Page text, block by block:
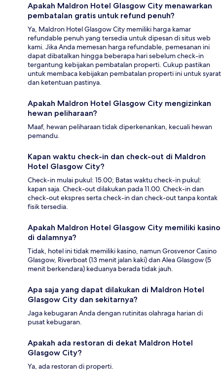
Apakah Maldron Hotel Glasgow City menawarkan
pembatalan gratis untuk refund penuh?
Ya, Maldron Hotel Glasgow City memiliki harga kamar
refundable penuh yang tersedia untuk dipesan di situs web
kami. Jika Anda memesan harga refundable, pemesanan ini
dapat dibatalkan hingga beberapa hari sebelum check-in
tergantung kebijakan pembatalan properti. Cukup pastikan
untuk membaca kebijakan pembatalan properti ini untuk syarat
dan ketentuan pastinya.
Apakah Maldron Hotel Glasgow City mengizinkan
hewan peliharaan?
Maaf, hewan peliharaan tidak diperkenankan, kecuali hewan
pemandu.
Kapan waktu check-in dan check-out di Maldron
Hotel Glasgow City?
Check-in mulai pukul: 15.00; Batas waktu check-in pukul:
kapan saja. Check-out dilakukan pada 11.00. Check-in dan
check-out ekspres serta check-in dan check-out tanpa kontak
fisik tersedia.
Apakah Maldron Hotel Glasgow City memiliki kasino
di dalamnya?
Tidak, hotel ini tidak memiliki kasino, namun Grosvenor Casino
Glasgow, Riverboat (13 menit jalan kaki) dan Alea Glasgow (5
menit berkendara) keduanya berada tidak jauh.
Apa saja yang dapat dilakukan di Maldron Hotel
Glasgow City dan sekitarnya?
Jaga kebugaran Anda dengan rutinitas olahraga harian di
pusat kebugaran.
Apakah ada restoran di dekat Maldron Hotel
Glasgow City?
Ya, ada restoran di properti.